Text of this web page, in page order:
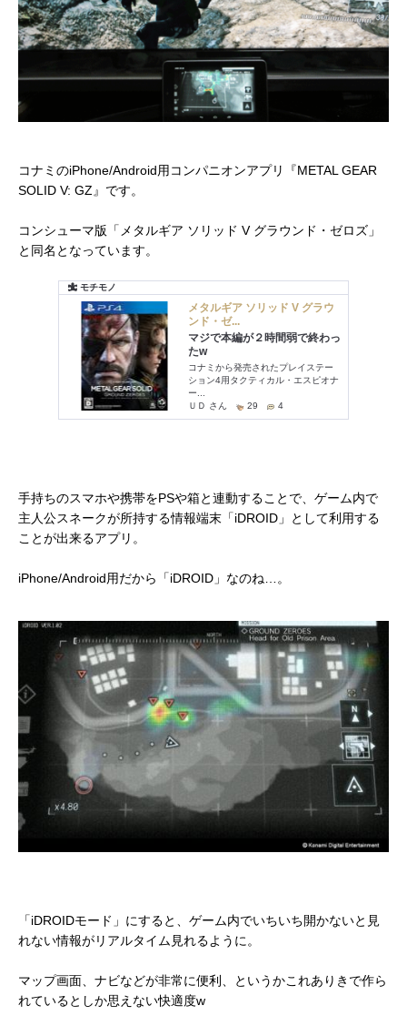
コナミのiPhone/Android用コンパニオンアプリ『METAL GEAR
SOLID V: GZ』です。
コンシューマ版「メタルギア ソリッド V グラウンド・ゼロズ」
と同名となっています。
手持ちのスマホや携帯をPSや箱と連動することで、ゲーム内で
主人公スネークが所持する情報端末「iDROID」として利用する
ことが出来るアプリ。
iPhone/Android用だから「iDROID」なのね…。
「iDROIDモード」にすると、ゲーム内でいちいち開かないと見
れない情報がリアルタイム見れるように。
マップ画面、ナビなどが非常に便利、というかこれありきで作ら
れているとしか思えない快適度w